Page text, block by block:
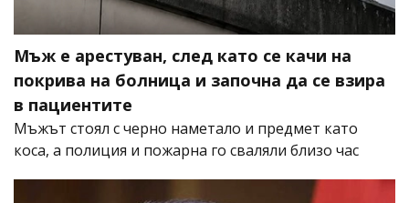
Мъж е арестуван, след като се качи на
покрива на болница и започна да се взира
в пациентите
Мъжът стоял с черно наметало и предмет като
коса, а полиция и пожарна го сваляли близо час